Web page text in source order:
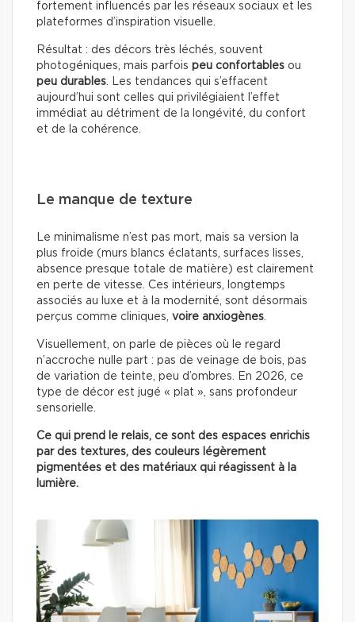
fortement influencés par les réseaux sociaux et les
plateformes d’inspiration visuelle.
Résultat : des décors très léchés, souvent
photogéniques, mais parfois peu confortables ou
peu durables. Les tendances qui s’effacent
aujourd’hui sont celles qui privilégiaient l’effet
immédiat au détriment de la longévité, du confort
et de la cohérence.
Le manque de texture
Le minimalisme n’est pas mort, mais sa version la
plus froide (murs blancs éclatants, surfaces lisses,
absence presque totale de matière) est clairement
en perte de vitesse. Ces intérieurs, longtemps
associés au luxe et à la modernité, sont désormais
perçus comme cliniques, voire anxiogènes.
Visuellement, on parle de pièces où le regard
n’accroche nulle part : pas de veinage de bois, pas
de variation de teinte, peu d’ombres. En 2026, ce
type de décor est jugé « plat », sans profondeur
sensorielle.
Ce qui prend le relais, ce sont des espaces enrichis
par des textures, des couleurs légèrement
pigmentées et des matériaux qui réagissent à la
lumière.